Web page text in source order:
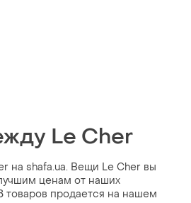
Le Cher
на shafa.ua. Вещи Le Cher вы
ценам от наших
товаров продается на нашем